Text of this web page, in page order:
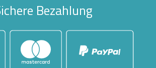
Bezahlung